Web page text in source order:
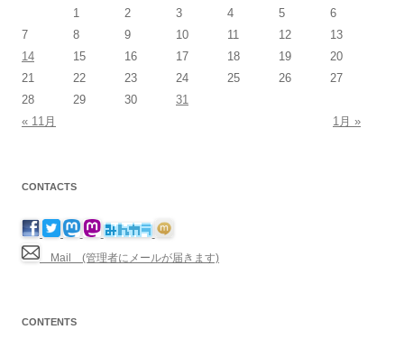
1
2 3 4 5
6
7
8 9 10 11 12
13
14
15 16 17 18 19
20
21
22 23 24 25 26
27
28
29 30
31
« 11月
1月 »
CONTACTS
Mail (管理者にメールが届きます)
CONTENTS